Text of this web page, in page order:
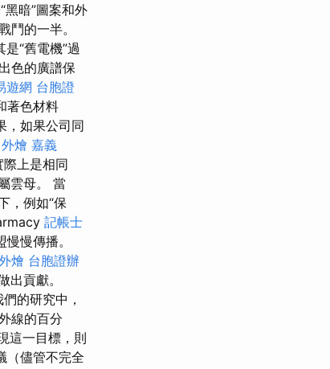
黑暗”圖案和外
鬥的一半。
“舊電機”過
色的廣譜保
遊網 台胞證
著色材料
，如果公司同
外燴 嘉義
上是相同
雲母。 當
，例如“保
記帳士
慢傳播。
燴 台胞證辦
貢獻。
的研究中，
線的百分
這一目標，則
（儘管不完全